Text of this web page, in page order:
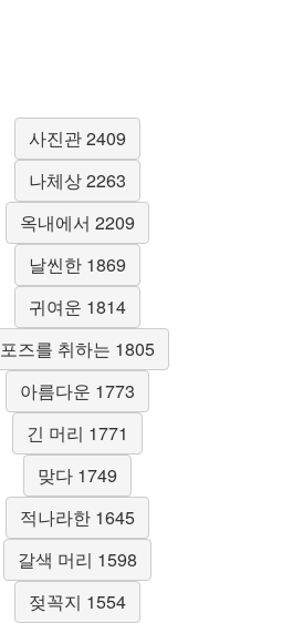
사진관 2409
나체상 2263
옥내에서 2209
날씬한 1869
귀여운 1814
포즈를 취하는 1805
아름다운 1773
긴 머리 1771
맞다 1749
적나라한 1645
갈색 머리 1598
젖꼭지 1554